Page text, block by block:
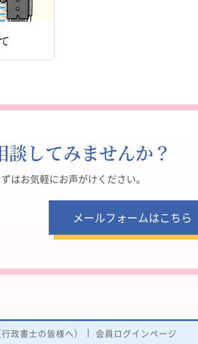
してみませんか？
はお気軽にお声がけください。
メールフォームはこちら
政書士の皆様へ） 会員ログインページ